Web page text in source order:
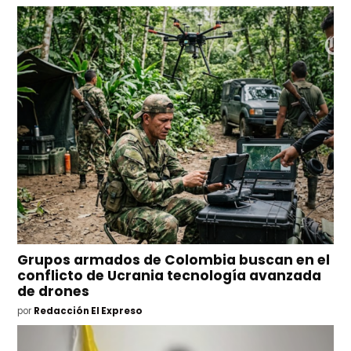
Grupos armados de Colombia buscan en el
conflicto de Ucrania tecnología avanzada
de drones
por Redacción El Expreso